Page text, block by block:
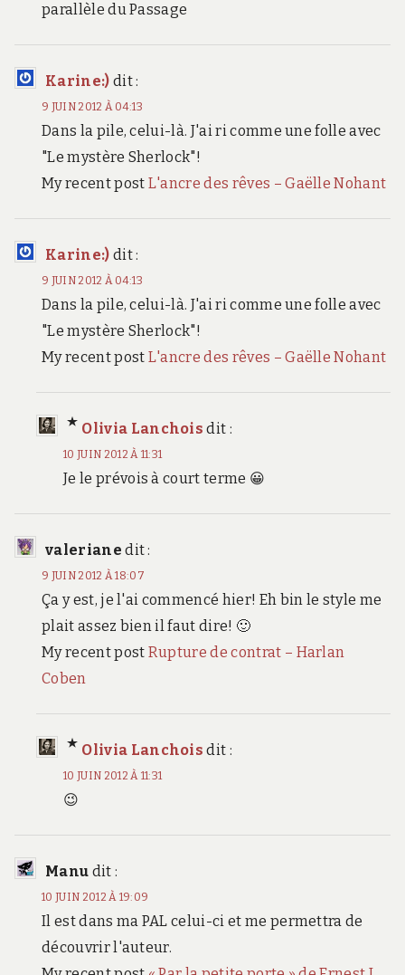
parallèle du Passage
Karine:) dit :
9 JUIN 2012 À 04:13
Dans la pile, celui-là. J'ai ri comme une folle avec
"Le mystère Sherlock"!
My recent post L'ancre des rêves – Gaëlle Nohant
Karine:) dit :
9 JUIN 2012 À 04:13
Dans la pile, celui-là. J'ai ri comme une folle avec
"Le mystère Sherlock"!
My recent post L'ancre des rêves – Gaëlle Nohant
Olivia Lanchois dit :
10 JUIN 2012 À 11:31
Je le prévois à court terme 😀
valeriane dit :
9 JUIN 2012 À 18:07
Ça y est, je l'ai commencé hier! Eh bin le style me
plait assez bien il faut dire! 🙂
My recent post Rupture de contrat – Harlan
Coben
Olivia Lanchois dit :
10 JUIN 2012 À 11:31
😉
Manu dit :
10 JUIN 2012 À 19:09
Il est dans ma PAL celui-ci et me permettra de
découvrir l'auteur.